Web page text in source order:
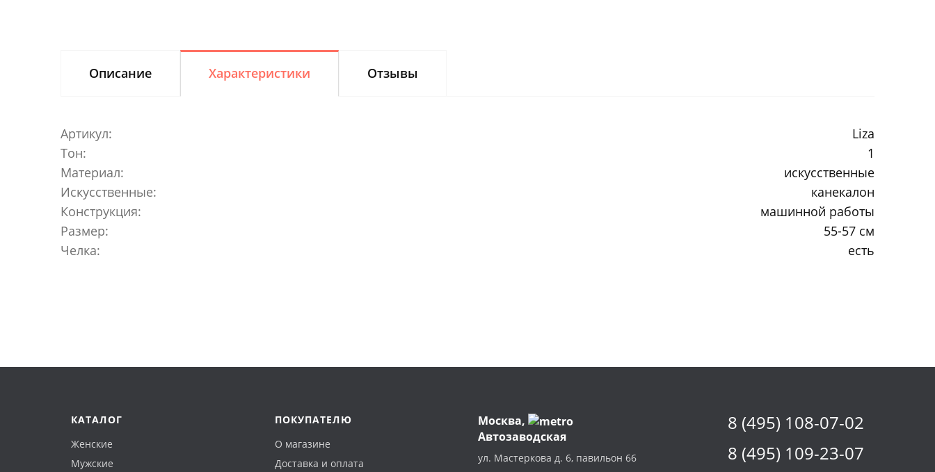
Описание Характеристики Отзывы
Артикул:
Liza
Тон:
1
Материал:
искусственные
Искусственные:
канекалон
Конструкция:
машинной работы
Размер:
55-57 см
Челка:
есть
КАТАЛОГ
Женские
Мужские
ПОКУПАТЕЛЮ
О магазине
Доставка и оплата
Москва,
Автозаводская
ул. Мастеркова д. 6, павильон 66
8 (495) 108-07-02
8 (495) 109-23-07